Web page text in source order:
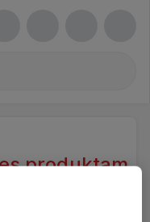
produktam.